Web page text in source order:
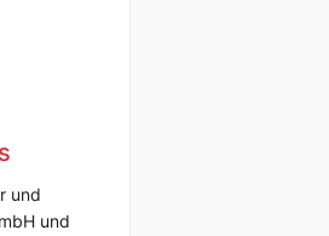
und
und